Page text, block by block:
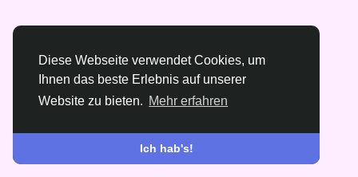
Diese Webseite verwendet Cookies, um
Ihnen das beste Erlebnis auf unserer
Website zu bieten. Mehr erfahren
Ich hab's!